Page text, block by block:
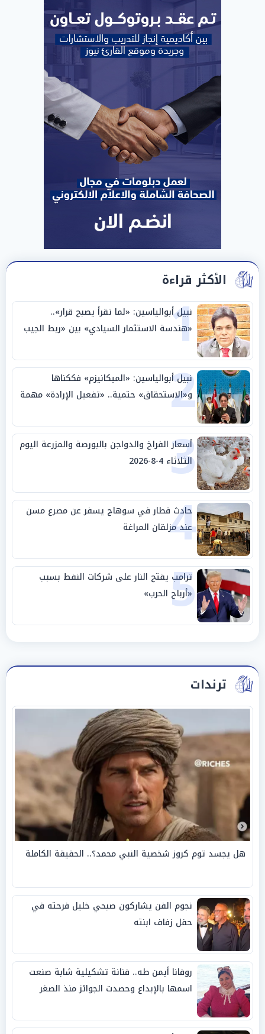
الأكثر قراءة
1
نبيل أبوالياسين: «لما تقرأ يصبح قرار»..
«هندسة الاستثمار السيادي» بين «ربط الجيب
بالوطن» و«سيادة الكلمة»
2
نبيل أبوالياسين: «الميكانيزم» فككناها
و«الاستحقاق» حتمية.. «تفعيل الإرادة» مهمة
الجامعة العربية
3
أسعار الفراخ والدواجن بالبورصة والمزرعة اليوم
الثلاثاء 4-8-2026
4
حادث قطار في سوهاج يسفر عن مصرع مسن
عند مزلقان المراغة
5
ترامب يفتح النار على شركات النفط بسبب
«أرباح الحرب»
ترندات
هل يجسد توم كروز شخصية النبي محمد؟.. الحقيقة الكاملة
نجوم الفن يشاركون صبحي خليل فرحته في
حفل زفاف ابنته
روفانا أيمن طه.. فنانة تشكيلية شابة صنعت
اسمها بالإبداع وحصدت الجوائز منذ الصغر